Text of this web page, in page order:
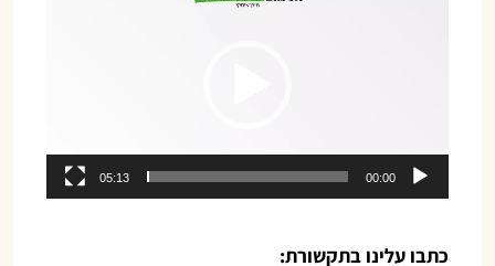
00:00
05:13
כתבו עלינו בתקשורת: